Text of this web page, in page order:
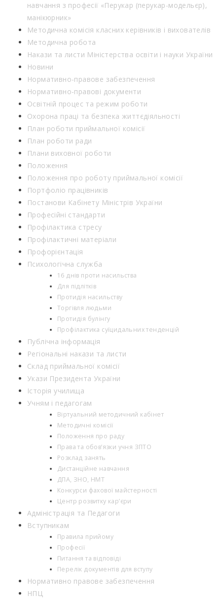
навчання з професії «Перукар (перукар-модельєр),
манікюрник»
Методична комісія класних керівників і вихователів
Методична робота
Накази та листи Міністерства освіти і науки України
Новини
Нормативно-правове забезпечення
Нормативно-правові документи
Освітній процес та режим роботи
Охорона праці та безпека життєдіяльності
План роботи приймальної комісії
План роботи ради
Плани виховної роботи
Положення
Положення про роботу приймальної комісії
Портфоліо працівників
Постанови Кабінету Міністрів України
Професійні стандарти
Профілактика стресу
Профілактичні матеріали
Профорієнтація
Психологічна служба
16 днів проти насильства
Для підлітків
Протидія насильству
Торгівля людьми
Протидія булінгу
Профілактика суїцидальних тенденцій
Публічна інформація
Регіональні накази та листи
Склад приймальної комісії
Укази Президента України
Історія училища
Учням і педагогам
Віртуальний методичний кабінет
Методичні комісії
Положення про раду
Права та обов’язки учня ЗПТО
Розклад занять
Дистанційне навчання
ДПА, ЗНО, НМТ
Конкурси фахової майстерності
Центр розвитку кар’єри
Адміністрація та Педагоги
Вступникам
Правила прийому
Професії
Питання та відповіді
Перелік документів для вступу
Нормативно правове забезпечення
НПЦ